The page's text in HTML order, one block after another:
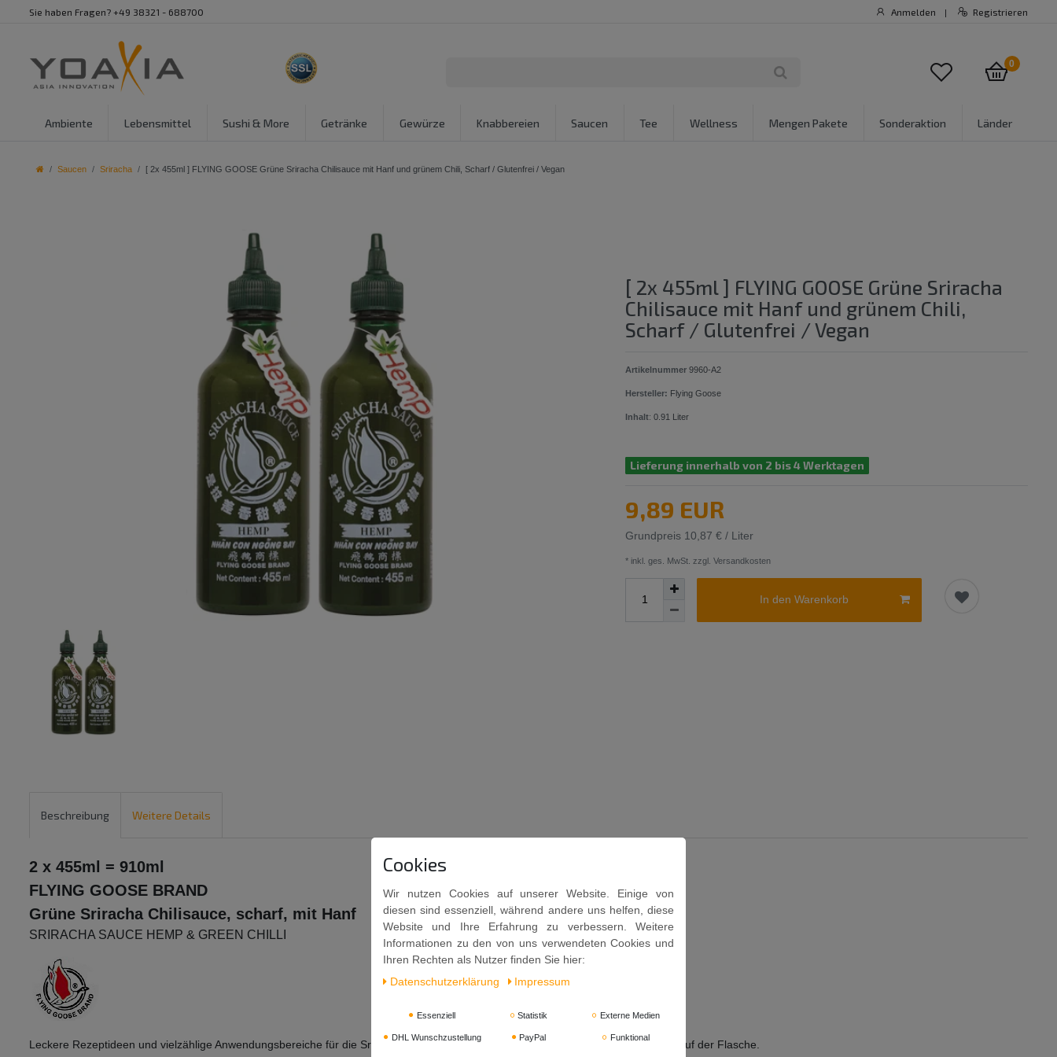
Sie haben Fragen? +49 38321 - 688700 Anmelden | Registrieren
0
Ambiente Lebensmittel Sushi & More Getränke Gewürze Knabbereien Saucen Tee Wellness Mengen Pakete Sonderaktion Länder
Saucen Sriracha [ 2x 455ml ] FLYING GOOSE Grüne Sriracha Chilisauce mit Hanf und grünem Chili, Scharf / Glutenfrei / Vegan
[ 2x 455ml ] FLYING GOOSE Grüne Sriracha
Chilisauce mit Hanf und grünem Chili,
Scharf / Glutenfrei / Vegan
Artikelnummer9960-A2
Hersteller: Flying Goose
Inhalt:0.91 Liter
Lieferung innerhalb von 2 bis 4 Werktagen
9,89 EUR
Grundpreis 10,87 € / Liter
* inkl. ges. MwSt. zzgl. Versandkosten
In den Warenkorb
Beschreibung Weitere Details
2 x 455ml = 910ml
FLYING GOOSE BRAND
Grüne Sriracha Chilisauce, scharf, mit Hanf
SRIRACHA SAUCE HEMP & GREEN CHILLI
Leckere Rezeptideen und vielzählige Anwendungsbereiche für die Srirachasaucen finden Sie nun kinderleicht dank dem QR-Code auf der Flasche.
Cookies
Wir nutzen Cookies auf unserer Website. Einige von
diesen sind essenziell, während andere uns helfen, diese
Website und Ihre Erfahrung zu verbessern. Weitere
Informationen zu den von uns verwendeten Cookies und
Ihren Rechten als Nutzer finden Sie hier:
Daten­schutz­erklärung
Impressum
Essenziell Statistik Externe Medien
DHL Wunschzustellung PayPal Funktional